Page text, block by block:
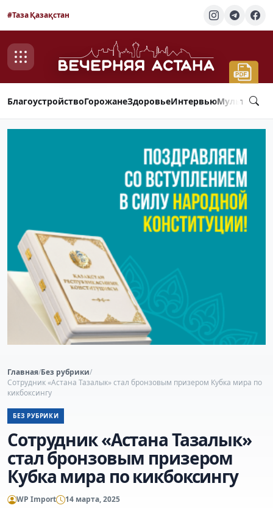
#Таза Қазақстан
БлагоустройствоГорожанеЗдоровьеИнтервью
Главная/Без рубрики/
Сотрудник «Астана Тазалык» стал бронзовым призером Кубка мира по
кикбоксингу
БЕЗ РУБРИКИ
Сотрудник «Астана Тазалык»
стал бронзовым призером
Кубка мира по кикбоксингу
WP Import 14 марта, 2025